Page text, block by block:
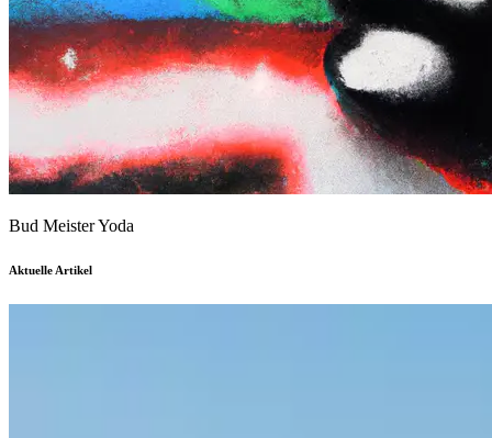
Bud Meister Yoda
Aktuelle Artikel